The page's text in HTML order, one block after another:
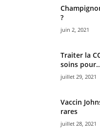
?
juin 2, 2021
Traiter la
soins
juillet 29, 2021
Vaccin
rares
juillet 28, 2021